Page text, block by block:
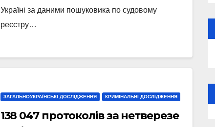
Україні за даними пошуковика по судовому
реєстру…
ЗАГАЛЬНОУКРАЇНСЬКІ ДОСЛІДЖЕННЯ КРИМІНАЛЬНІ ДОСЛІДЖЕННЯ
138 047 протоколів за нетверезе